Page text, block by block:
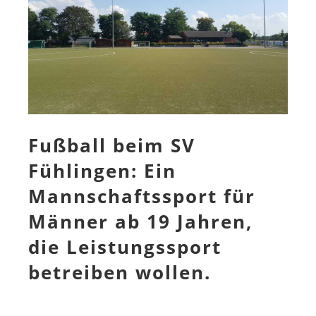
Fußball beim SV
Fühlingen: Ein
Mannschaftssport für
Männer ab 19 Jahren,
die Leistungssport
betreiben wollen.